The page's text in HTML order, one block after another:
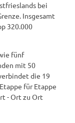
bei
Insgesamt
320.000
fünf
mit 50
die 19
für Etappe
- Ort zu Ort